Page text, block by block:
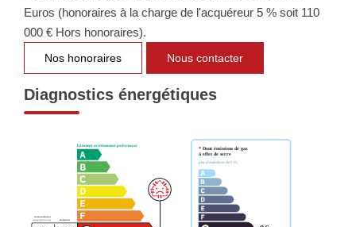
Euros (honoraires à la charge de l'acquéreur 5 % soit 110
000 € Hors honoraires).
Nos honoraires Nous contacter
Diagnostics énergétiques